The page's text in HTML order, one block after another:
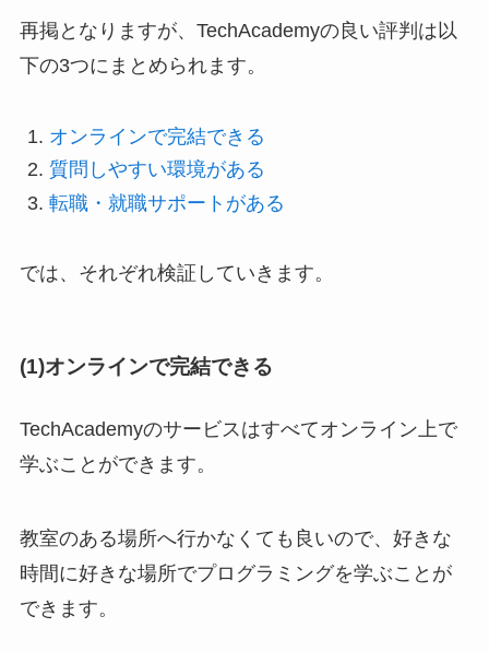
再掲となりますが、TechAcademyの良い評判は以
下の3つにまとめられます。
オンラインで完結できる
質問しやすい環境がある
転職・就職サポートがある
では、それぞれ検証していきます。
(1)オンラインで完結できる
TechAcademyのサービスはすべてオンライン上で
学ぶことができます。
教室のある場所へ行かなくても良いので、好きな
時間に好きな場所でプログラミングを学ぶことが
できます。